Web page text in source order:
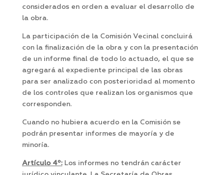
considerados en orden a evaluar el desarrollo de
la obra.
La participación de la Comisión Vecinal concluirá
con la finalización de la obra y con la presentación
de un informe final de todo lo actuado, el que se
agregará al expediente principal de las obras
para ser analizado con posterioridad al momento
de los controles que realizan los organismos que
corresponden.
Cuando no hubiera acuerdo en la Comisión se
podrán presentar informes de mayoría y de
minoría.
Artículo 4º:Los informes no tendrán carácter